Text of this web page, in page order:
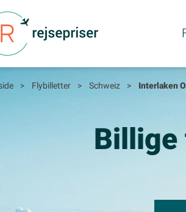
> Flybilletter > Schweiz > Interlaken
Billige